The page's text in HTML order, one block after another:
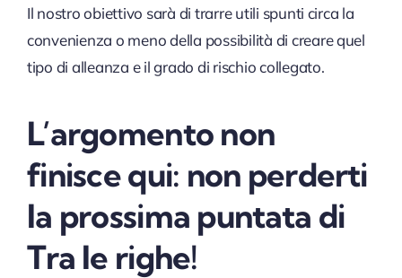
Il nostro obiettivo sarà di trarre utili spunti circa la
convenienza o meno della possibilità di creare quel
tipo di alleanza e il grado di rischio collegato.
L’argomento non
finisce qui: non perderti
la prossima puntata di
Tra le righe!